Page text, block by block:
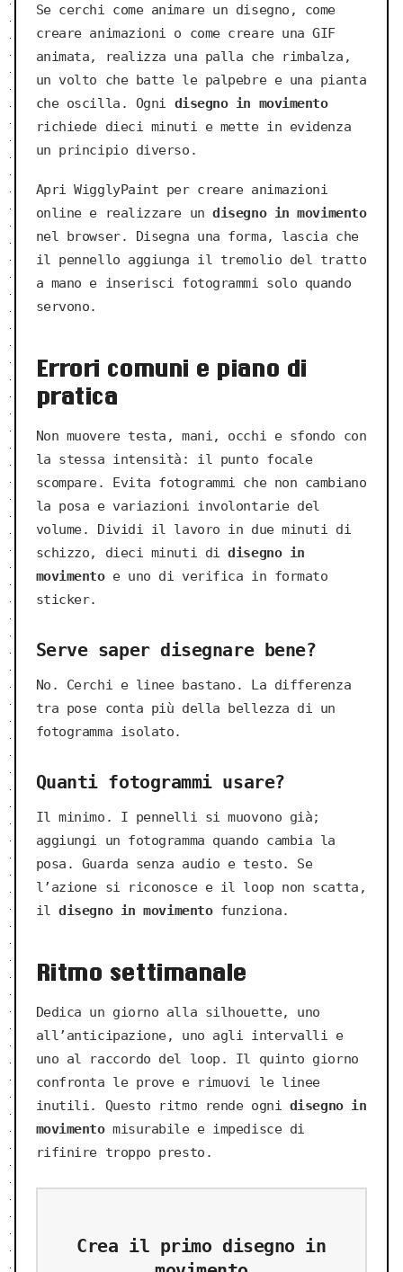
Se cerchi come animare un disegno, come
creare animazioni o come creare una GIF
animata, realizza una palla che rimbalza,
un volto che batte le palpebre e una pianta
che oscilla. Ogni disegno in movimento
richiede dieci minuti e mette in evidenza
un principio diverso.
Apri WigglyPaint per creare animazioni
online e realizzare undisegno in movimento
nel browser. Disegna una forma, lascia che
il pennello aggiunga il tremolio del tratto
a mano e inserisci fotogrammi solo quando
servono.
Errori comuni e piano di
pratica
Non muovere testa, mani, occhi e sfondo con
la stessa intensità: il punto focale
scompare. Evita fotogrammi che non cambiano
la posa e variazioni involontarie del
volume. Dividi il lavoro in due minuti di
schizzo, dieci minuti didisegno in
movimentoe uno di verifica in formato
sticker.
Serve saper disegnare bene?
No. Cerchi e linee bastano. La differenza
tra pose conta più della bellezza di un
fotogramma isolato.
Quanti fotogrammi usare?
Il minimo. I pennelli si muovono già;
aggiungi un fotogramma quando cambia la
posa. Guarda senza audio e testo. Se
l’azione si riconosce e il loop non scatta,
ildisegno in movimentofunziona.
Ritmo settimanale
Dedica un giorno alla silhouette, uno
all’anticipazione, uno agli intervalli e
uno al raccordo del loop. Il quinto giorno
confronta le prove e rimuovi le linee
inutili. Questo ritmo rende ogni disegno in
movimentomisurabile e impedisce di
rifinire troppo presto.
Crea il primo disegno in